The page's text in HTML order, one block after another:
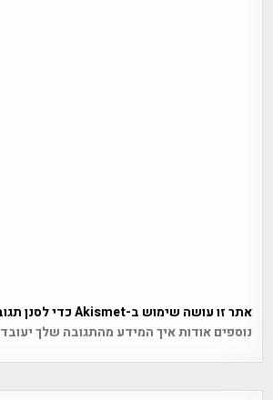
אתר זו עושה שימוש ב-Akismet כדי לסנן תגובות זבל.
נוספים אודות איך המידע מהתגובה שלך יעובד